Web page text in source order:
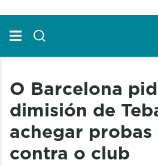
O Barcelona
dimisión de
achegar probas
contra o club